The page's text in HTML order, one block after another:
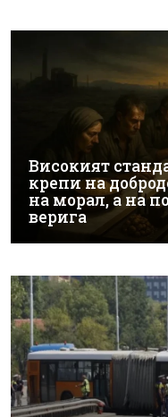
Високият
крепи на
на морал, а на
верига